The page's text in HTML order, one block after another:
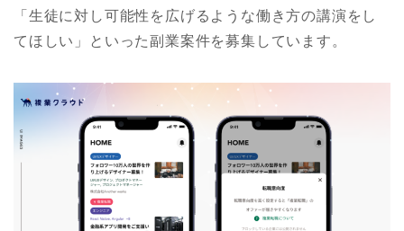
「生徒に対し可能性を広げるような働き方の講演をし
てほしい」といった副業案件を募集しています。